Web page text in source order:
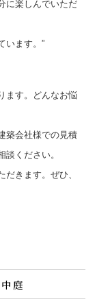
に楽しんでいただ
います。”
ます。どんなお悩
築会社様での見積
ください。
きます。ぜひ、
庭